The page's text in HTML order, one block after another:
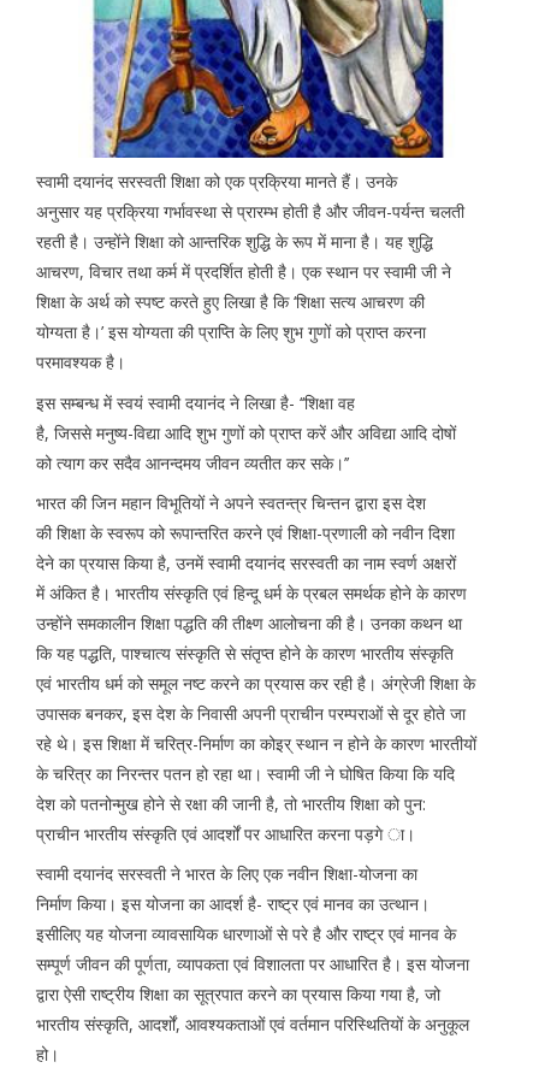
स्वामी दयानंद सरस्वती शिक्षा को एक प्रक्रिया मानते हैं। उनके
अनुसार यह प्रक्रिया गर्भावस्था से प्रारम्भ होती है और जीवन-पर्यन्त चलती
रहती है। उन्होंने शिक्षा को आन्तरिक शुद्धि के रूप में माना है। यह शुद्धि
आचरण, विचार तथा कर्म में प्रदर्शित होती है। एक स्थान पर स्वामी जी ने
शिक्षा के अर्थ को स्पष्ट करते हुए लिखा है कि ‘शिक्षा सत्य आचरण की
योग्यता है।’ इस योग्यता की प्राप्ति के लिए शुभ गुणों को प्राप्त करना
परमावश्यक है।
इस सम्बन्ध में स्वयं स्वामी दयानंद ने लिखा है- ‘‘शिक्षा वह
है, जिससे मनुष्य-विद्या आदि शुभ गुणों को प्राप्त करें और अविद्या आदि दोषों
को त्याग कर सदैव आनन्दमय जीवन व्यतीत कर सके।’’
भारत की जिन महान विभूतियों ने अपने स्वतन्त्र चिन्तन द्वारा इस देश
की शिक्षा के स्वरूप को रूपान्तरित करने एवं शिक्षा-प्रणाली को नवीन दिशा
देने का प्रयास किया है, उनमें स्वामी दयानंद सरस्वती का नाम स्वर्ण अक्षरों
में अंकित है। भारतीय संस्कृति एवं हिन्दू धर्म के प्रबल समर्थक होने के कारण
उन्होंने समकालीन शिक्षा पद्धति की तीक्ष्ण आलोचना की है। उनका कथन था
कि यह पद्धति, पाश्चात्य संस्कृति से संतृप्त होने के कारण भारतीय संस्कृति
एवं भारतीय धर्म को समूल नष्ट करने का प्रयास कर रही है। अंग्रेजी शिक्षा के
उपासक बनकर, इस देश के निवासी अपनी प्राचीन परम्पराओं से दूर होते जा
रहे थे। इस शिक्षा में चरित्र-निर्माण का कोइर् स्थान न होने के कारण भारतीयों
के चरित्र का निरन्तर पतन हो रहा था। स्वामी जी ने घोषित किया कि यदि
देश को पतनोन्मुख होने से रक्षा की जानी है, तो भारतीय शिक्षा को पुन:
प्राचीन भारतीय संस्कृति एवं आदर्शों पर आधारित करना पड़गे ा।
स्वामी दयानंद सरस्वती ने भारत के लिए एक नवीन शिक्षा-योजना का
निर्माण किया। इस योजना का आदर्श है- राष्ट्र एवं मानव का उत्थान।
इसीलिए यह योजना व्यावसायिक धारणाओं से परे है और राष्ट्र एवं मानव के
सम्पूर्ण जीवन की पूर्णता, व्यापकता एवं विशालता पर आधारित है। इस योजना
द्वारा ऐसी राष्ट्रीय शिक्षा का सूत्रपात करने का प्रयास किया गया है, जो
भारतीय संस्कृति, आदर्शों, आवश्यकताओं एवं वर्तमान परिस्थितियों के अनुकूल
हो।